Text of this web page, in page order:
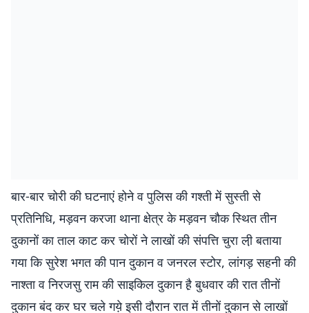
बार-बार चोरी की घटनाएं होने व पुलिस की गश्ती में सुस्ती से
प्रतिनिधि, मड़वन करजा थाना क्षेत्र के मड़वन चौक स्थित तीन
दुकानों का ताल काट कर चोरों ने लाखों की संपत्ति चुरा ली़ बताया
गया कि सुरेश भगत की पान दुकान व जनरल स्टोर, लांगड़ सहनी की
नाश्ता व निरजसु राम की साइकिल दुकान है़ बुधवार की रात तीनों
दुकान बंद कर घर चले गये़ इसी दौरान रात में तीनों दुकान से लाखों